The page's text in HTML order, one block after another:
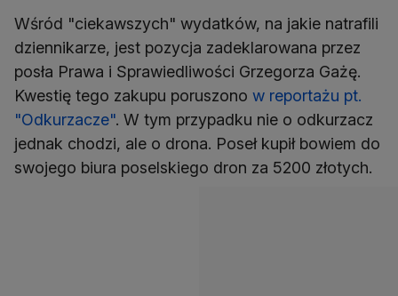
Wśród "ciekawszych" wydatków, na jakie natrafili
dziennikarze, jest pozycja zadeklarowana przez
posła Prawa i Sprawiedliwości Grzegorza Gażę.
Kwestię tego zakupu poruszono w reportażu pt.
"Odkurzacze". W tym przypadku nie o odkurzacz
jednak chodzi, ale o drona. Poseł kupił bowiem do
swojego biura poselskiego dron za 5200 złotych.